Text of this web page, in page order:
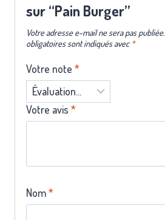
sur “Pain Burger”
Votre adresse e-mail ne sera pas publiée.
obligatoires sont indiqués avec *
Votre note *
Votre avis *
Nom*